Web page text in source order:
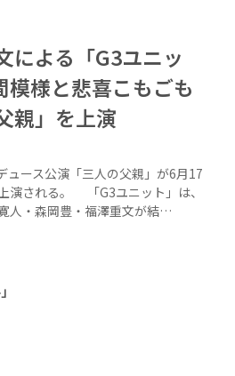
による「G3ユニッ
模様と悲喜こもごも
親」を上演
ース公演「三人の父親」が6月17
演される。 「G3ユニット」は、
人・森岡豊・福澤重文が結…